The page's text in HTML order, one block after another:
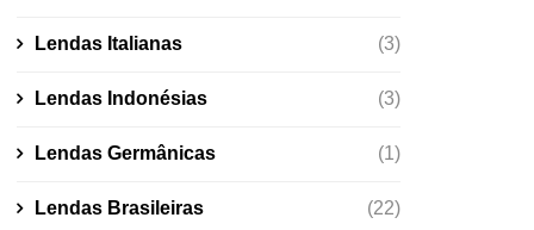
Lendas Italianas (3)
Lendas Indonésias (3)
Lendas Germânicas (1)
Lendas Brasileiras (22)